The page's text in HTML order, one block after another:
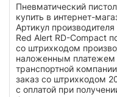
Пневматический
купить в интернет-
Артикул
Red Alert RD-Compact
со штрихкодом
наложенным платежем
транспортной
заказ со штрихкодом
с оплатой при